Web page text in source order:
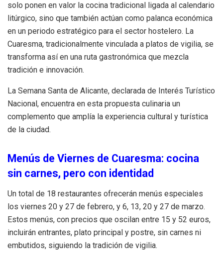
solo ponen en valor la cocina tradicional ligada al calendario
litúrgico, sino que también actúan como palanca económica
en un periodo estratégico para el sector hostelero. La
Cuaresma, tradicionalmente vinculada a platos de vigilia, se
transforma así en una ruta gastronómica que mezcla
tradición e innovación.
La Semana Santa de Alicante, declarada de Interés Turístico
Nacional, encuentra en esta propuesta culinaria un
complemento que amplía la experiencia cultural y turística
de la ciudad.
Menús de Viernes de Cuaresma: cocina
sin carnes, pero con identidad
Un total de 18 restaurantes ofrecerán menús especiales
los viernes 20 y 27 de febrero, y 6, 13, 20 y 27 de marzo.
Estos menús, con precios que oscilan entre 15 y 52 euros,
incluirán entrantes, plato principal y postre, sin carnes ni
embutidos, siguiendo la tradición de vigilia.